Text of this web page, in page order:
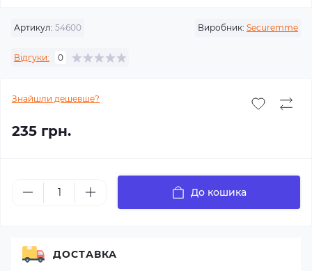
Артикул: 54600 Виробник: Securemme
Відгуки: 0
Знайшли дешевше?
235 грн.
До кошика
ДОСТАВКА